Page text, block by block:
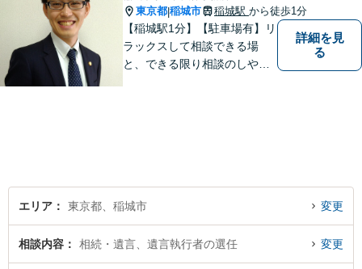
東京都|稲城市 稲城駅 から徒歩1分
【稲城駅1分】【駐車場有】リ
ラックスして相談できる場
と、できる限り相談のしやす
詳細を見
る
エリア 東京都、稲城市 変更
相談内容 相続・遺言、遺言執行者の選任 変更